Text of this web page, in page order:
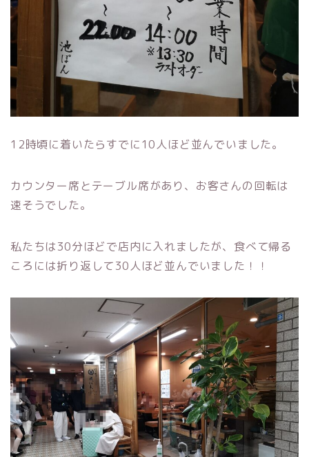
12時頃に着いたらすでに10人ほど並んでいました。
カウンター席とテーブル席があり、お客さんの回転は
速そうでした。
私たちは30分ほどで店内に入れましたが、食べて帰る
ころには折り返して30人ほど並んでいました！！